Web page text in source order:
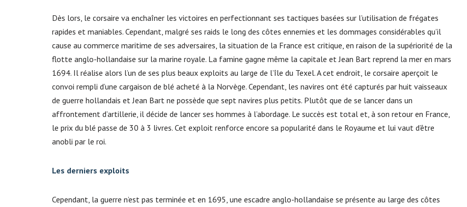
Dès lors, le corsaire va enchaîner les victoires en perfectionnant ses tactiques basées sur l’utilisation de frégates
rapides et maniables. Cependant, malgré ses raids le long des côtes ennemies et les dommages considérables qu’il
cause au commerce maritime de ses adversaires, la situation de la France est critique, en raison de la supériorité de la
flotte anglo-hollandaise sur la marine royale. La famine gagne même la capitale et Jean Bart reprend la mer en mars
1694. Il réalise alors l’un de ses plus beaux exploits au large de l’île du Texel. A cet endroit, le corsaire aperçoit le
convoi rempli d’une cargaison de blé acheté à la Norvège. Cependant, les navires ont été capturés par huit vaisseaux
de guerre hollandais et Jean Bart ne possède que sept navires plus petits. Plutôt que de se lancer dans un
affrontement d’artillerie, il décide de lancer ses hommes à l’abordage. Le succès est total et, à son retour en France,
le prix du blé passe de 30 à 3 livres. Cet exploit renforce encore sa popularité dans le Royaume et lui vaut d’être
anobli par le roi.
Les derniers exploits
Cependant, la guerre n’est pas terminée et en 1695, une escadre anglo-hollandaise se présente au large des côtes